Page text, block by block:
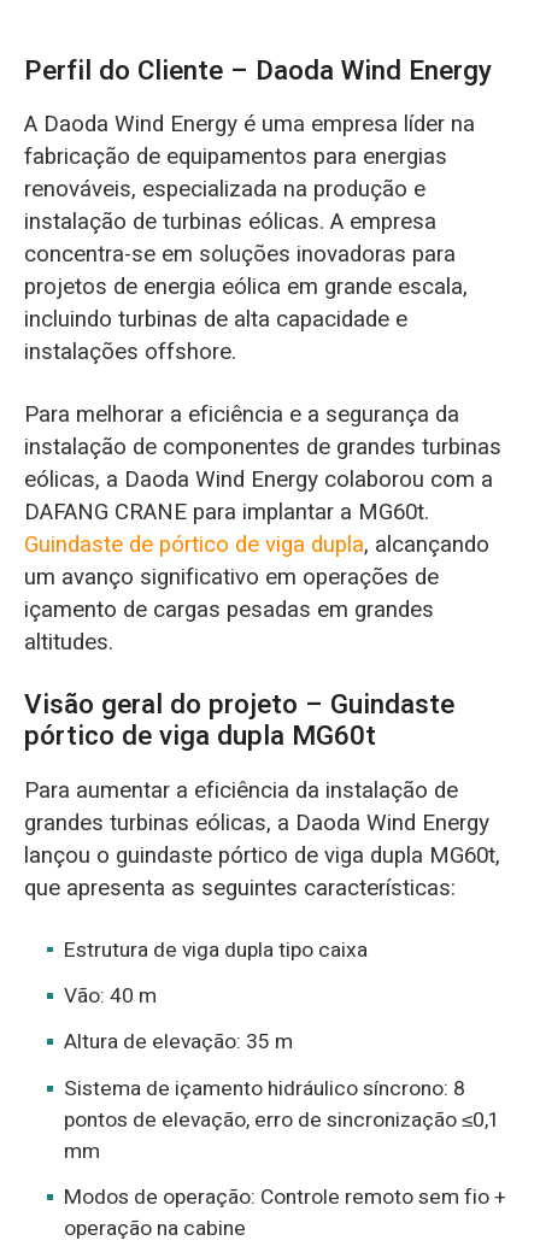
Perfil do Cliente – Daoda Wind Energy
A Daoda Wind Energy é uma empresa líder na
fabricação de equipamentos para energias
renováveis, especializada na produção e
instalação de turbinas eólicas. A empresa
concentra-se em soluções inovadoras para
projetos de energia eólica em grande escala,
incluindo turbinas de alta capacidade e
instalações offshore.
Para melhorar a eficiência e a segurança da
instalação de componentes de grandes turbinas
eólicas, a Daoda Wind Energy colaborou com a
DAFANG CRANE para implantar a MG60t.
Guindaste de pórtico de viga dupla, alcançando
um avanço significativo em operações de
içamento de cargas pesadas em grandes
altitudes.
Visão geral do projeto – Guindaste
pórtico de viga dupla MG60t
Para aumentar a eficiência da instalação de
grandes turbinas eólicas, a Daoda Wind Energy
lançou o guindaste pórtico de viga dupla MG60t,
que apresenta as seguintes características:
Estrutura de viga dupla tipo caixa
Vão: 40 m
Altura de elevação: 35 m
Sistema de içamento hidráulico síncrono: 8
pontos de elevação, erro de sincronização ≤0,1
mm
Modos de operação: Controle remoto sem fio +
operação na cabine